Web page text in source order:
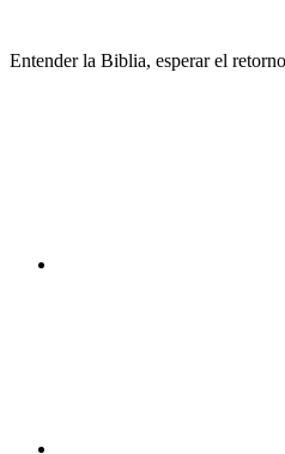
contenido
Entender la Biblia, esperar el